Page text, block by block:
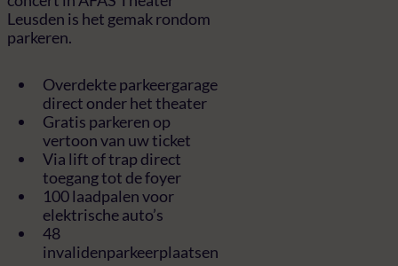
Leusden is het gemak rondom
parkeren.
Overdekte parkeergarage
direct onder het theater
Gratis parkeren op
vertoon van uw ticket
Via lift of trap direct
toegang tot de foyer
100 laadpalen voor
elektrische auto’s
48
invalidenparkeerplaatsen